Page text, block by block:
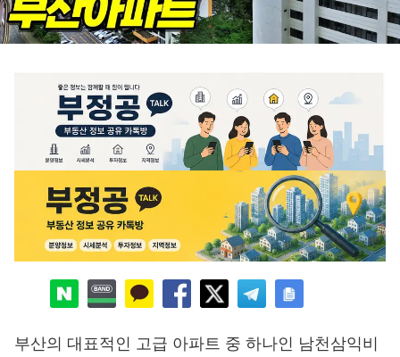
부산의 대표적인 고급 아파트 중 하나인 남천삼익비